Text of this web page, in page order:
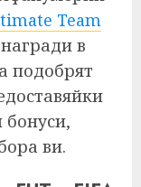
Team
в
подобрят
ви.